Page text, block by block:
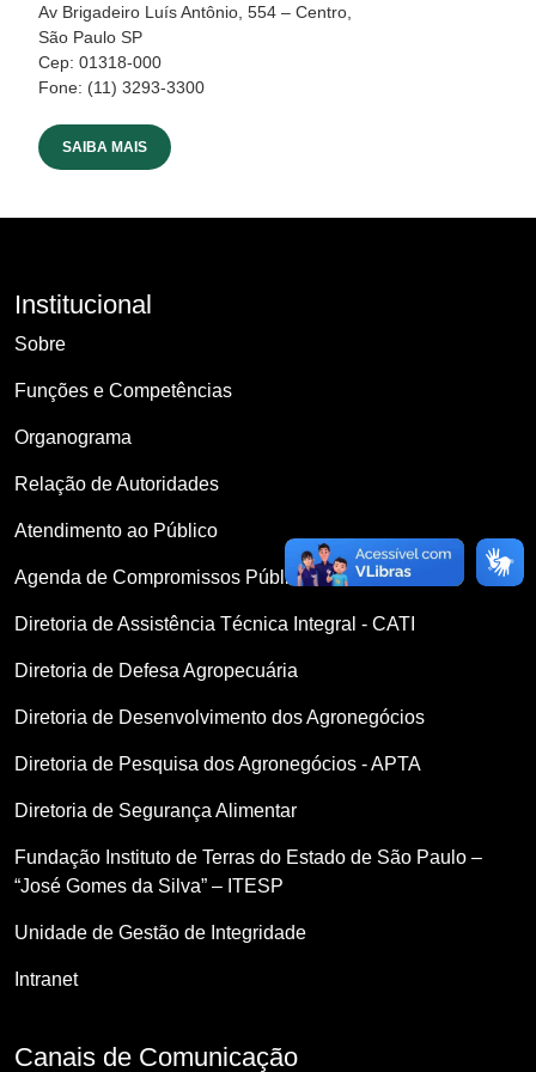
Av Brigadeiro Luís Antônio, 554 – Centro,
São Paulo SP
Cep: 01318-000
Fone: (11) 3293-3300
SAIBA MAIS
Institucional
Sobre
Funções e Competências
Organograma
Relação de Autoridades
Atendimento ao Público
Agenda de Compromissos Públicos
Diretoria de Assistência Técnica Integral - CATI
Diretoria de Defesa Agropecuária
Diretoria de Desenvolvimento dos Agronegócios
Diretoria de Pesquisa dos Agronegócios - APTA
Diretoria de Segurança Alimentar
Fundação Instituto de Terras do Estado de São Paulo –
“José Gomes da Silva” – ITESP
Unidade de Gestão de Integridade
Intranet
Canais de Comunicação